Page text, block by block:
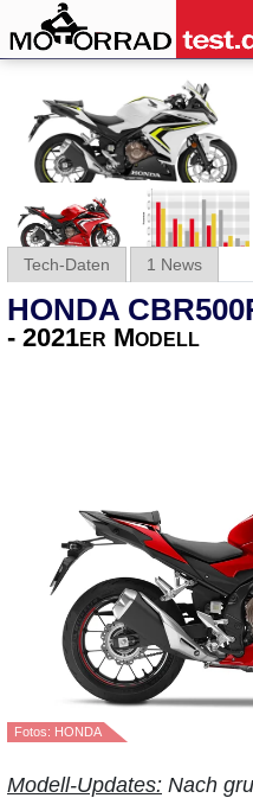
Tech-Daten 1 News
HONDA
- 2021er Modell
Fotos: HONDA
Modell-Updates: Nach